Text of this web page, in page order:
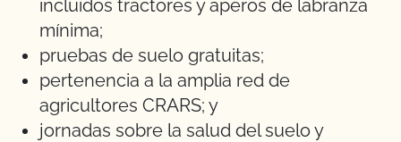
incluidos tractores y aperos de labranza
mínima;
pruebas de suelo gratuitas;
pertenencia a la amplia red de
agricultores CRARS; y
jornadas sobre la salud del suelo y